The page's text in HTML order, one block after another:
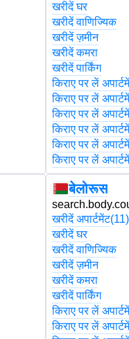
खरीदें घर
खरीदें वाणिज्यिक
खरीदें ज़मीन
खरीदें कमरा
खरीदें पार्किंग
किराए पर लें
किराए पर लें
किराए पर लें
किराए पर लें
किराए पर लें
किराए पर लें
बेलोरूस
खरीदें अपार्टमेंट(11)
खरीदें घर
खरीदें वाणिज्यिक
खरीदें ज़मीन
खरीदें कमरा
खरीदें पार्किंग
किराए पर लें
किराए पर लें